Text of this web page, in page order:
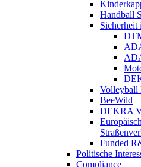
Handball
Volleyball
BeeWild
DEKRA
Funded
Politische
Compliance